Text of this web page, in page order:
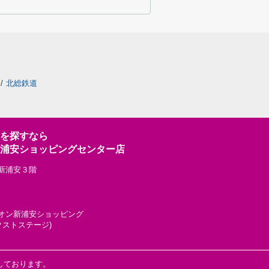
/ 北総鉄道
探すなら
安ショッピングセンター店
浦安３階
ン新浦安ショッピング
トステージ)
おります。